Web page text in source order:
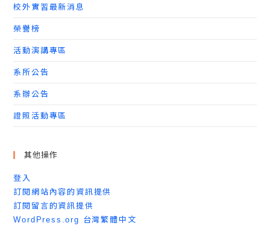
校外實習最新消息
榮譽榜
活動演講專區
系所公告
系辦公告
證照活動專區
其他操作
登入
訂閱網站內容的資訊提供
訂閱留言的資訊提供
WordPress.org 台灣繁體中文